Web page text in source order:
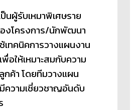
ป็นผู้รับเหมาพิเศษราย
องโครงการ/นักพัฒนา
เทคนิคการวางแผนงาน
อให้เหมาะสมกับความ
ค้า โดยทีมวางแผน
ความเชี่ยวชาญอันดับ